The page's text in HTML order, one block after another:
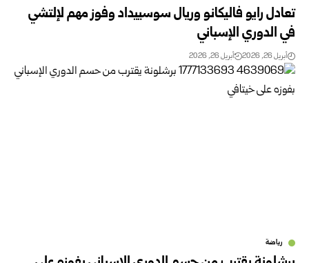
تعادل رايو فاليكانو وريال سوسييداد وفوز مهم لإلتشي
في الدوري الإسباني
أبريل 26, 2026 أبريل 26, 2026
رياضة